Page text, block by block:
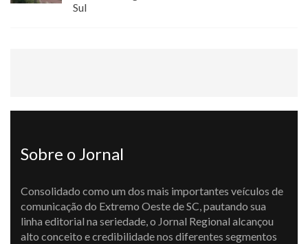
Sul
Sobre o Jornal
Consolidado como um dos mais importantes veículos de
comunicação do Extremo Oeste de SC, pautando sua
linha editorial na seriedade, o Jornal Regional alcançou
alto conceito e credibilidade nos diferentes segmentos